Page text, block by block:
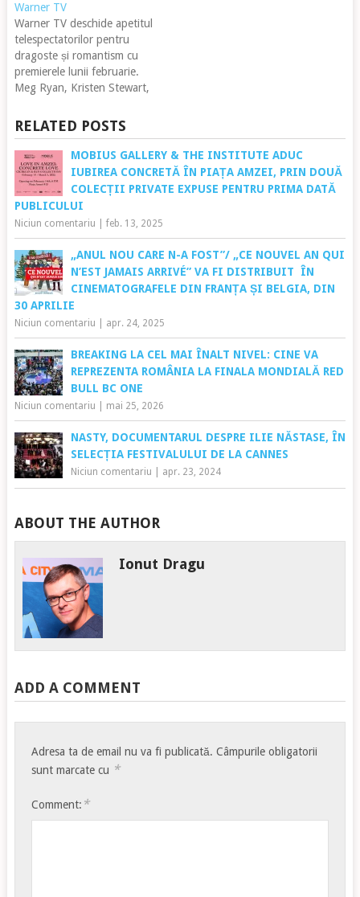
Warner TV
Warner TV deschide apetitul
telespectatorilor pentru
dragoste și romantism cu
premierele lunii februarie.
Meg Ryan, Kristen Stewart,
Broderick sunt protagoniștii
comediilor programate în
seria “Vineri Romantic” la
Warner TV. Programul
filmelor romantice la Warner
TV începe pe 7
februarie cu “Idilă de
noiembrie” („Sweet
November”
2001) programat de la ora
20:30. Premiat cu BAFTA…
RELATED POSTS
MOBIUS GALLERY & THE INSTITUTE ADUC
IUBIREA CONCRETĂ ÎN PIAȚA AMZEI, PRIN DOUĂ
COLECȚII PRIVATE EXPUSE PENTRU PRIMA DATĂ
PUBLICULUI
Niciun comentariu feb. 13, 2025
„ANUL NOU CARE N-A FOST”/ „CE NOUVEL AN QUI
N’EST JAMAIS ARRIVÉ” VA FI DISTRIBUIT ÎN
CINEMATOGRAFELE DIN FRANȚA ȘI BELGIA, DIN
30 APRILIE
Niciun comentariu apr. 24, 2025
BREAKING LA CEL MAI ÎNALT NIVEL: CINE VA
REPREZENTA ROMÂNIA LA FINALA MONDIALĂ RED
BULL BC ONE
Niciun comentariu mai 25, 2026
NASTY, DOCUMENTARUL DESPRE ILIE NĂSTASE, ÎN
SELECȚIA FESTIVALULUI DE LA CANNES
Niciun comentariu apr. 23, 2024
ABOUT THE AUTHOR
Ionut Dragu
ADD A COMMENT
Adresa ta de email nu va fi publicată. Câmpurile obligatorii
sunt marcate cu *
Comment: *